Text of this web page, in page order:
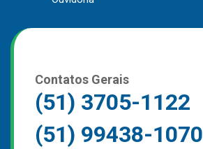
Contatos Gerais
(51) 3705-1122
(51) 99438-1070